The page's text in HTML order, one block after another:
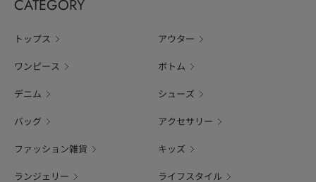
CATEGORY
トップス アウター
ワンピース ボトム
デニム シューズ
バッグ アクセサリー
ファッション雑貨 キッズ
ランジェリー ライフスタイル